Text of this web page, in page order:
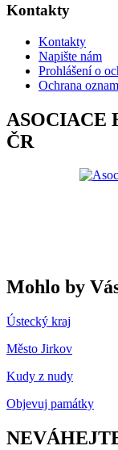
Kontakty
Kontakty
Napište nám
Prohlášení o
Ochrana
ASOCIACE
ČR
Mohlo by
Ústecký kraj
Město Jirkov
Kudy z nudy
Objevuj památky